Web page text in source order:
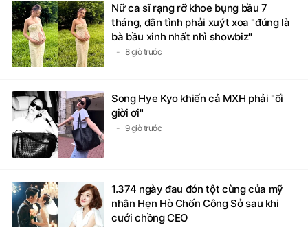
Nữ ca sĩ rạng rỡ khoe bụng bầu 7
tháng, dân tình phải xuýt xoa "đúng là
bà bầu xinh nhất nhì showbiz"
8 giờ trước
Song Hye Kyo khiến cả MXH phải "ối
giời ơi"
9 giờ trước
1.374 ngày đau đớn tột cùng của mỹ
nhân Hẹn Hò Chốn Công Sở sau khi
cưới chồng CEO